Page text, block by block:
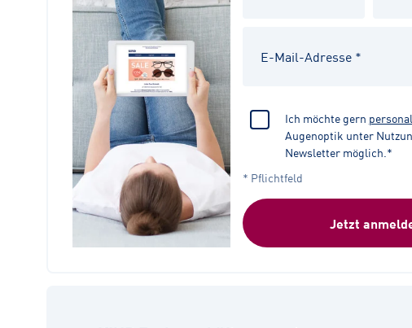
Ich möchte gern
Augenoptik unter
Newsletter möglich.*
* Pflichtfeld
Jetzt